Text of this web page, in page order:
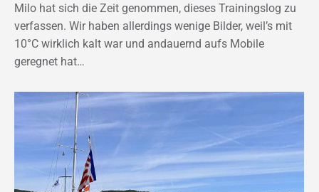
Milo hat sich die Zeit genommen, dieses Trainingslog zu
verfassen. Wir haben allerdings wenige Bilder, weil’s mit
10°C wirklich kalt war und andauernd aufs Mobile
geregnet hat…